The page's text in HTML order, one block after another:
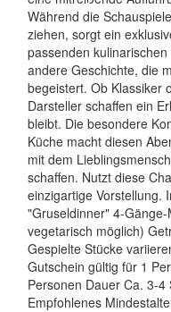
Während die
ziehen, sorgt ein
passenden
andere Geschichte, die
begeistert. Ob Klassiker
Darsteller schaffen ein
bleibt. Die besondere
Küche macht diesen
mit dem
schaffen. Nutzt diese
einzigartige Vorstellung.
"Gruseldinner" 4-
vegetarisch möglich)
Gespielte Stücke
Gutschein gültig für 1
Personen Dauer Ca. 3-
Empfohlenes